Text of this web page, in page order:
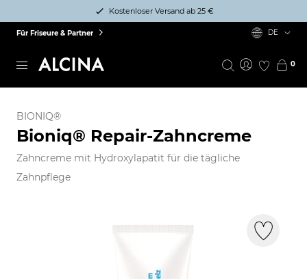
Kostenloser Versand ab 25 €
Für Friseure & Partner DE
0
BIONIQ®
Bioniq® Repair-Zahncreme
Zahncreme mit Hydroxylapatit für die tägliche
Zahnpflege